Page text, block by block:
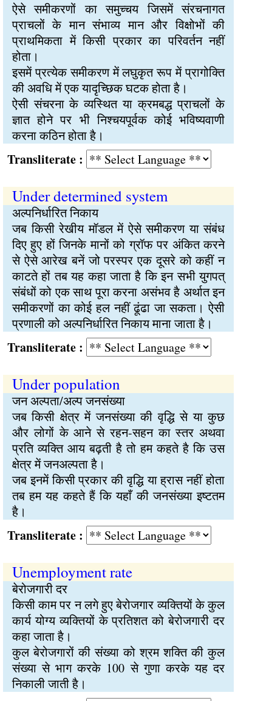
ऐसे समीकरणों का समुच्चय जिसमें संरचनागत
प्राचलों के मान संभाव्य मान और विक्षोभों की
प्राथमिकता में किसी प्रकार का परिवर्तन नहीं
होता।
इसमें प्रत्येक समीकरण में लघुकृत रूप में प्रागोक्ति
की अवधि में एक यादृच्छिक घटक होता है।
ऐसी संचरना के व्यस्थित या क्रमबद्ध प्राचलों के
ज्ञात होने पर भी निश्चयपूर्वक कोई भविष्यवाणी
करना कठिन होता है।
:
Under determined system
अल्पनिर्धारित निकाय
जब किसी रेखीय मॉडल में ऐसे समीकरण या संबंध
दिए हुए हों जिनके मानों को ग्रॉफ पर अंकित करने
से ऐसे आरेख बनें जो परस्पर एक दूसरे को कहीं न
काटते हों तब यह कहा जाता है कि इन सभी युगपत्
संबंधों को एक साथ पूरा करना असंभव है अर्थात इन
समीकरणों का कोई हल नहीं ढूंढा जा सकता। ऐसी
प्रणाली को अल्पनिर्धारित निकाय माना जाता है।
:
Under population
जन अल्पता/अल्प जनसंख्या
जब किसी क्षेत्र में जनसंख्या की वृद्धि से या कुछ
और लोगों के आने से रहन-सहन का स्तर अथवा
प्रति व्यक्ति आय बढ़ती है तो हम कहते है कि उस
क्षेत्र में जनअल्पता है।
जब इनमें किसी प्रकार की वृद्धि या ह्रास नहीं होता
तब हम यह कहते हैं कि यहाँ की जनसंख्या इष्टतम
है।
:
Unemployment rate
बेरोजगारी दर
किसी काम पर न लगे हुए बेरोजगार व्यक्तियों के कुल
कार्य योग्य व्यक्तियों के प्रतिशत को बेरोजगारी दर
कहा जाता है।
कुल बेरोजगारों की संख्या को श्रम शक्ति की कुल
संख्या से भाग करके 100 से गुणा करके यह दर
निकाली जाती है।